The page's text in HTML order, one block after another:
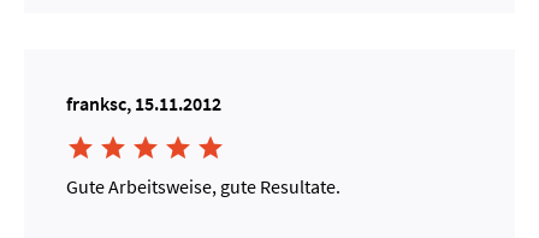
franksc, 15.11.2012
    
Gute Arbeitsweise, gute Resultate.